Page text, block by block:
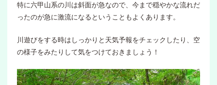
特に六甲山系の川は斜面が急なので、今まで穏やかな流れだ
ったのが急に激流になるということもよくあります。
川遊びをする時はしっかりと天気予報をチェックしたり、空
の様子をみたりして気をつけておきましょう！